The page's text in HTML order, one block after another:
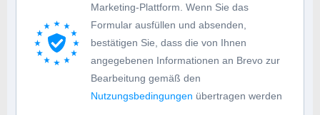
Marketing-Plattform. Wenn Sie das
Formular ausfüllen und absenden,
bestätigen Sie, dass die von Ihnen
angegebenen Informationen an Brevo zur
Bearbeitung gemäß den
Nutzungsbedingungen übertragen werden